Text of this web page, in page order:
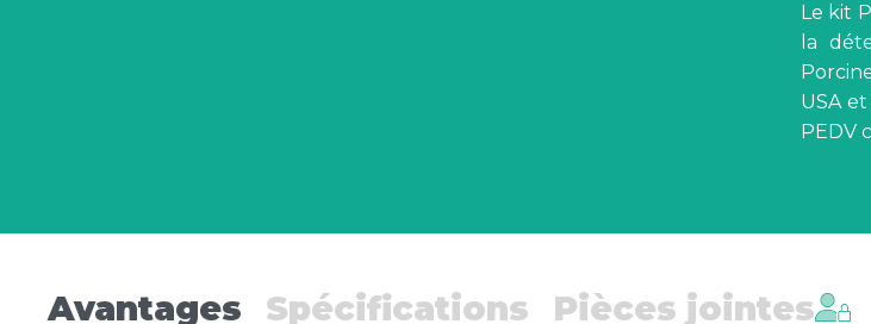
Le kit
la
USA
PEDV
Avantages Spécifications Pièces jointes